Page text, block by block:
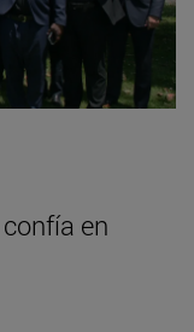
en